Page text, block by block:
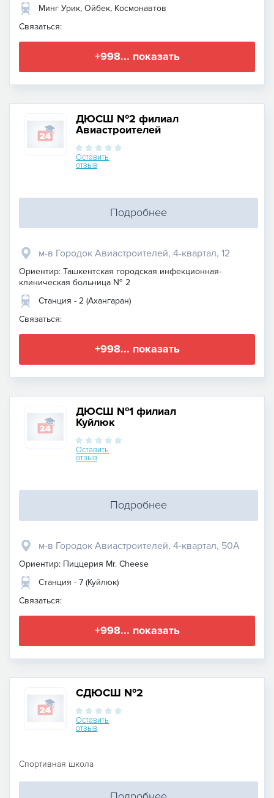
Минг Урик, Ойбек, Космонавтов
Связаться:
+998... показать
ДЮСШ №2 филиал
Авиастроителей
Оставить
отзыв
Подробнее
м-в Городок Авиастроителей, ​4-квартал, 12
Ориентир: Ташкентская городская инфекционная-
клиническая больница № 2
Станция - 2 (Ахангаран)
Связаться:
+998... показать
ДЮСШ №1 филиал
Куйлюк
Оставить
отзыв
Подробнее
м-в Городок Авиастроителей, 4-квартал, 50А
Ориентир: Пиццерия Mr. Cheese
Станция - 7 (Куйлюк)
Связаться:
+998... показать
СДЮСШ №2
Оставить
отзыв
Спортивная школа